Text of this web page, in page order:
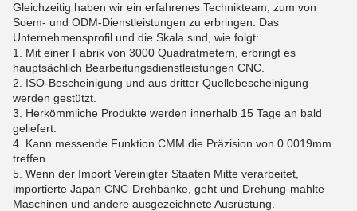
Gleichzeitig haben wir ein erfahrenes Technikteam, zum von
Soem- und ODM-Dienstleistungen zu erbringen. Das
Unternehmensprofil und die Skala sind, wie folgt:
1. Mit einer Fabrik von 3000 Quadratmetern, erbringt es
hauptsächlich Bearbeitungsdienstleistungen CNC.
2. ISO-Bescheinigung und aus dritter Quellebescheinigung
werden gestützt.
3. Herkömmliche Produkte werden innerhalb 15 Tage an bald
geliefert.
4. Kann messende Funktion CMM die Präzision von 0.0019mm
treffen.
5. Wenn der Import Vereinigter Staaten Mitte verarbeitet,
importierte Japan CNC-Drehbänke, geht und Drehung-mahlte
Maschinen und andere ausgezeichnete Ausrüstung.